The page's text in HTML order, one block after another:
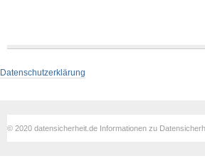
Datenschutzerklärung
© 2020 datensicherheit.de Informationen zu